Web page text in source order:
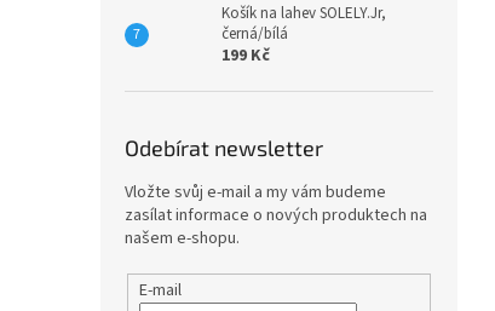
Košík na lahev SOLELY.Jr,
černá/bílá
199 Kč
Odebírat newsletter
Vložte svůj e-mail a my vám budeme
zasílat informace o nových produktech na
našem e-shopu.
E-mail